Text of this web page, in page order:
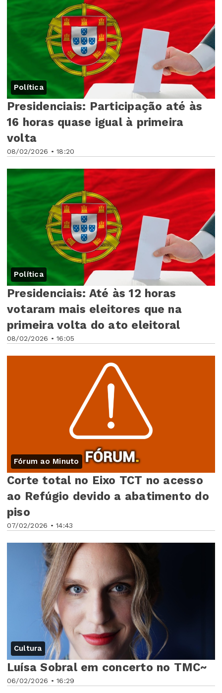
Política
08/02/2026 • 18:20
Presidenciais: Participação até às
16 horas quase igual à primeira
volta
Política
08/02/2026 • 16:05
Presidenciais: Até às 12 horas
votaram mais eleitores que na
primeira volta do ato eleitoral
Fórum ao Minuto
07/02/2026 • 14:43
Corte total no Eixo TCT no acesso
ao Refúgio devido a abatimento do
piso
Cultura
06/02/2026 • 16:29
Luísa Sobral em concerto no TMC~